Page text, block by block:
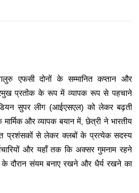
एफसी दोनों के सम्मानित कप्तान और
प्रतीक के रूप में व्यापक रूप से पहचाने
सुपर लीग (आईएसएल) को लेकर बढ़ती
और व्यापक बयान में, छेत्री ने भारतीय
प्रशंसकों से लेकर क्लबों के प्रत्येक सदस्य
और यहाँ तक कि अक्सर गुमनाम रहने
दौरान संयम बनाए रखने और धैर्य रखने का